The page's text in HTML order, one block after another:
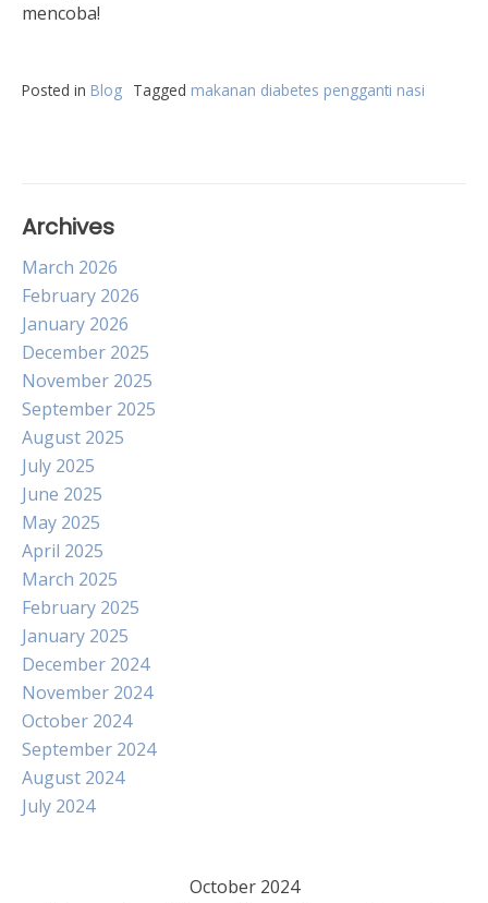
mencoba!
Posted in Blog Tagged makanan diabetes pengganti nasi
Archives
March 2026
February 2026
January 2026
December 2025
November 2025
September 2025
August 2025
July 2025
June 2025
May 2025
April 2025
March 2025
February 2025
January 2025
December 2024
November 2024
October 2024
September 2024
August 2024
July 2024
October 2024